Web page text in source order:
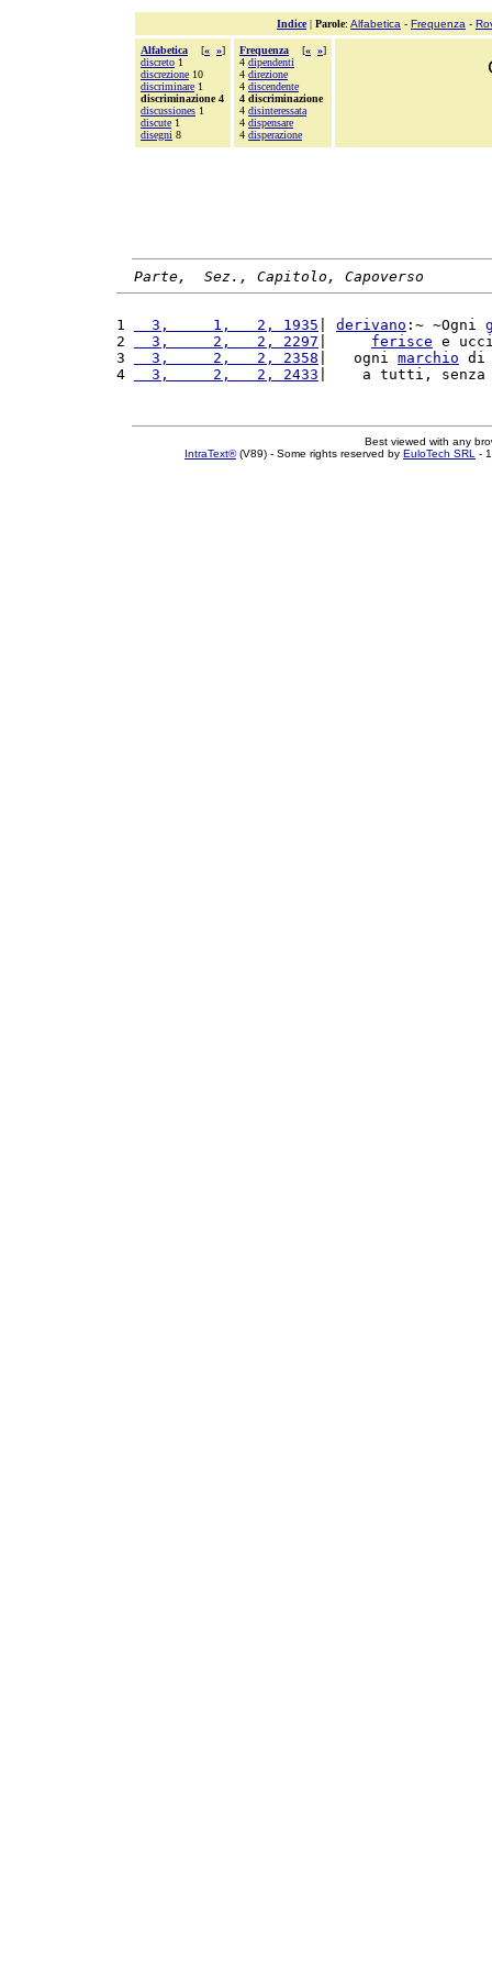
Indice| Parole: Alfabetica - Frequenza -
Alfabetica [« »]
discreto 1
discrezione 10
discriminare 1
discriminazione 4
discussiones 1
discute 1
disegni 8
Frequenza [« »]
4 dipendenti
4 direzione
4 discendente
4 discriminazione
4 disinteressata
4 dispensare
4 disperazione
Parte,  Sez., Capitolo, Capoverso
1
  3,     1,   2, 1935
derivano :~ ~Ogni
2
  3,     2,   2, 2297
ferisce e
3
  3,     2,   2, 2358
|   ogni marchio
4
  3,     2,   2, 2433
|    a tutti,
Best viewed with any
IntraText®(V89) - Some rights reserved by EuloTech SRL -